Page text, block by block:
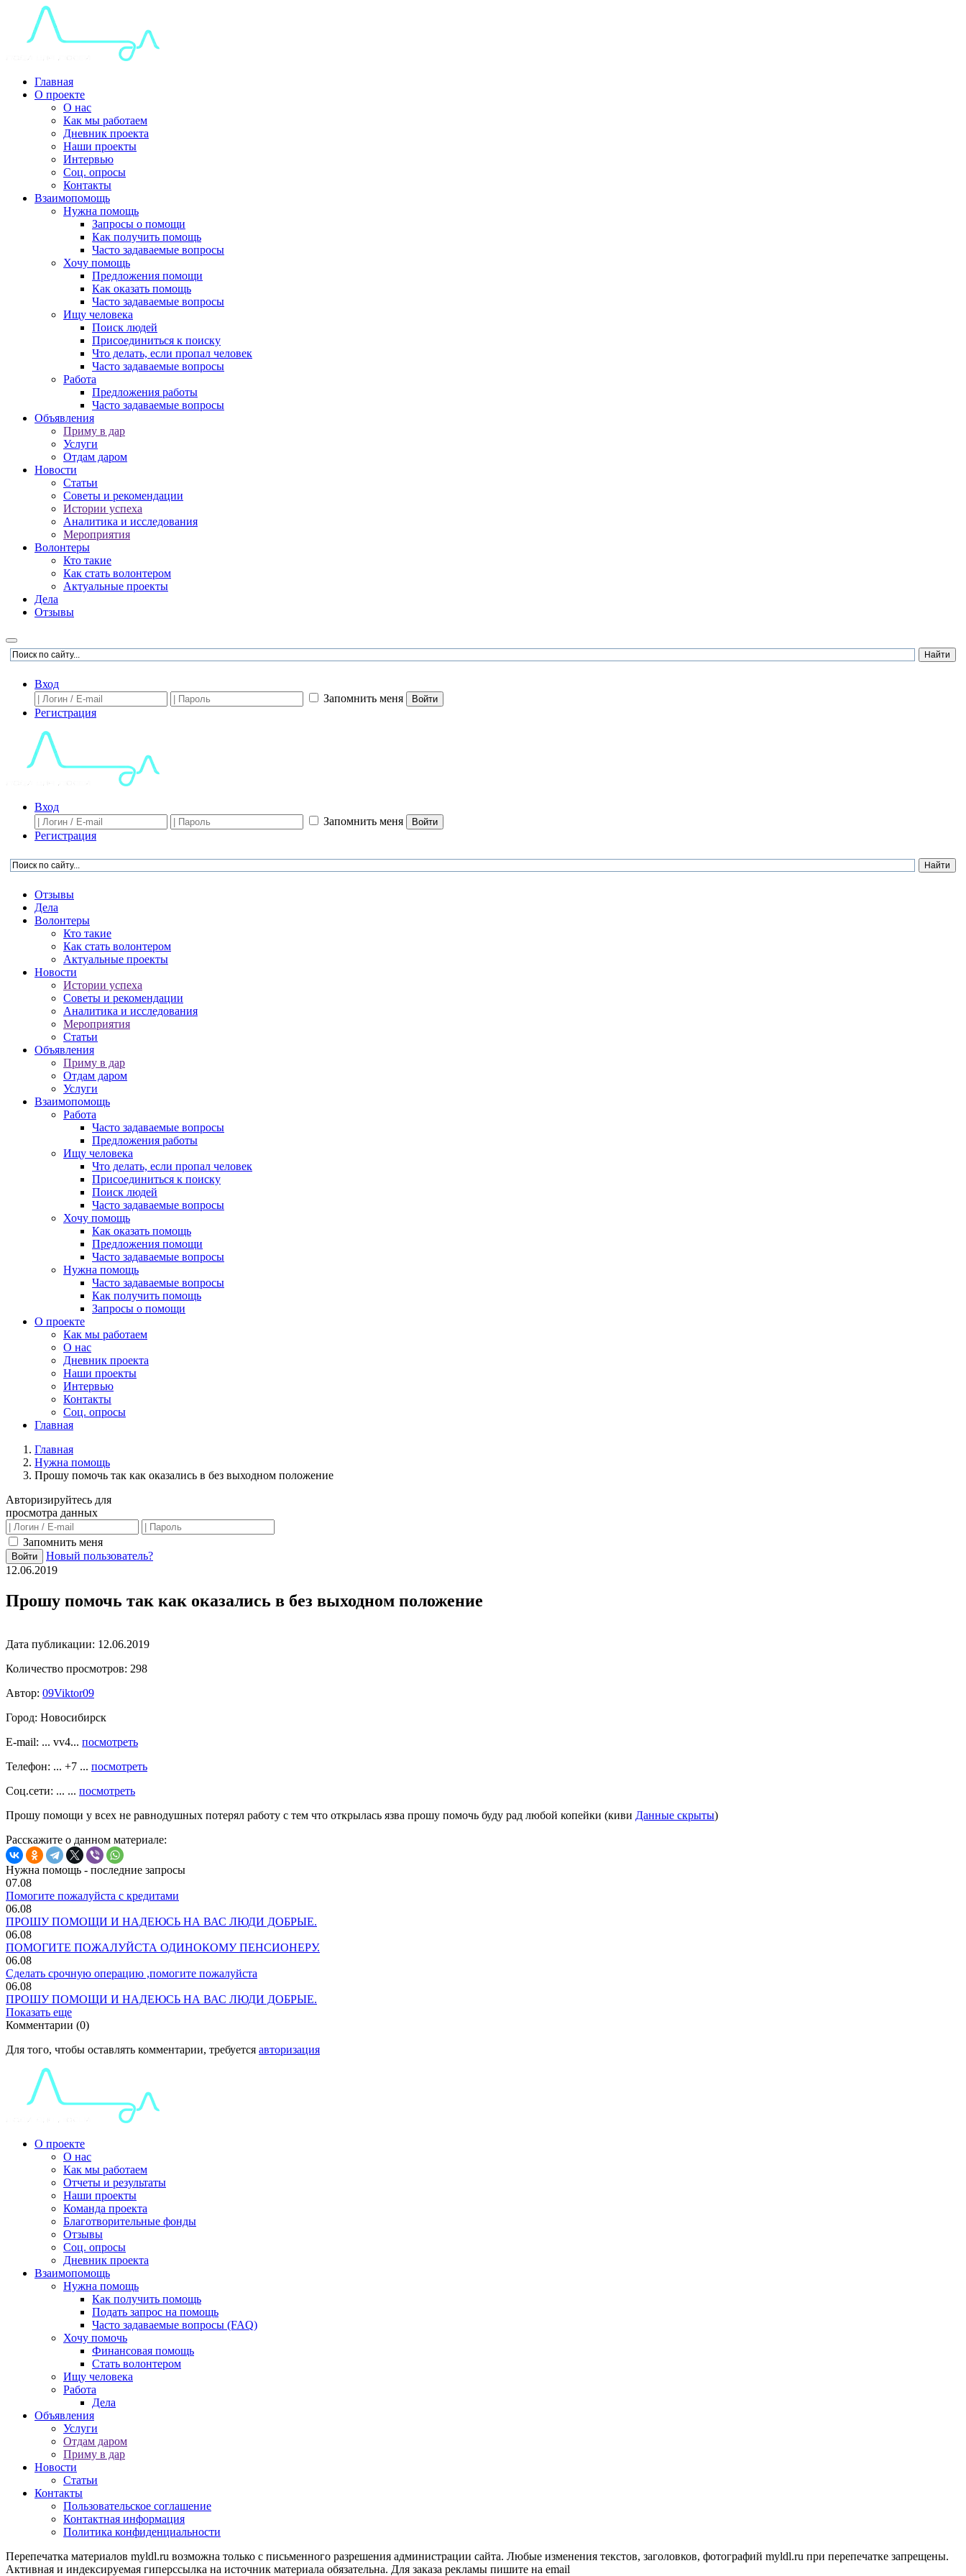
Главная
О проекте
О нас
Как мы работаем
Дневник проекта
Наши проекты
Интервью
Соц. опросы
Контакты
Взаимопомощь
Нужна помощь
Запросы о помощи
Как получить помощь
Часто задаваемые вопросы
Хочу помощь
Предложения помощи
Как оказать помощь
Часто задаваемые вопросы
Ищу человека
Поиск людей
Присоединиться к поиску
Что делать, если пропал человек
Часто задаваемые вопросы
Работа
Предложения работы
Часто задаваемые вопросы
Объявления
Приму в дар
Услуги
Отдам даром
Новости
Статьи
Советы и рекомендации
Истории успеха
Аналитика и исследования
Мероприятия
Волонтеры
Кто такие
Как стать волонтером
Актуальные проекты
Дела
Отзывы
Вход
Запомнить меня
Войти
Регистрация
Вход
Запомнить меня
Войти
Регистрация
Отзывы
Дела
Волонтеры
Кто такие
Как стать волонтером
Актуальные проекты
Новости
Истории успеха
Советы и рекомендации
Аналитика и исследования
Мероприятия
Статьи
Объявления
Приму в дар
Отдам даром
Услуги
Взаимопомощь
Работа
Часто задаваемые вопросы
Предложения работы
Ищу человека
Что делать, если пропал человек
Присоединиться к поиску
Поиск людей
Часто задаваемые вопросы
Хочу помощь
Как оказать помощь
Предложения помощи
Часто задаваемые вопросы
Нужна помощь
Часто задаваемые вопросы
Как получить помощь
Запросы о помощи
О проекте
Как мы работаем
О нас
Дневник проекта
Наши проекты
Интервью
Контакты
Соц. опросы
Главная
Главная
Нужна помощь
Прошу помочь так как оказались в без выходном положение
Авторизируйтесь для
просмотра данных
Запомнить меня
Войти
Новый пользователь?
12.06.2019
Прошу помочь так как оказались в без выходном положение
Дата публикации: 12.06.2019
Количество просмотров: 298
Автор: 09Viktor09
Город: Новосибирск
E-mail: ... vv4... посмотреть
Телефон: ... +7 ... посмотреть
Соц.сети: ... ... посмотреть
Прошу помощи у всех не равнодушных потерял работу с тем что открылась язва прошу помочь буду рад любой копейки (киви Данные скрыты)
Расскажите о данном материале:
Нужна помощь - последние запросы
07.08
Помогите пожалуйста с кредитами
06.08
ПРОШУ ПОМОЩИ И НАДЕЮСЬ НА ВАС ЛЮДИ ДОБРЫЕ.
06.08
ПОМОГИТЕ ПОЖАЛУЙСТА ОДИНОКОМУ ПЕНСИОНЕРУ.
06.08
Сделать срочную операцию ,помогите пожалуйста
06.08
ПРОШУ ПОМОЩИ И НАДЕЮСЬ НА ВАС ЛЮДИ ДОБРЫЕ.
Показать еще
Комментарии (0)
Для того, чтобы оставлять комментарии, требуется авторизация
О проекте
О нас
Как мы работаем
Отчеты и результаты
Наши проекты
Команда проекта
Благотворительные фонды
Отзывы
Соц. опросы
Дневник проекта
Взаимопомощь
Нужна помощь
Как получить помощь
Подать запрос на помощь
Часто задаваемые вопросы (FAQ)
Хочу помочь
Финансовая помощь
Стать волонтером
Ищу человека
Работа
Дела
Объявления
Услуги
Отдам даром
Приму в дар
Новости
Статьи
Контакты
Пользовательское соглашение
Контактная информация
Политика конфиденциальности
Перепечатка материалов myldl.ru возможна только с письменного разрешения администрации сайта. Любые изменения текстов, заголовков, фотографий myldl.ru при перепечатке запрещены.
Активная и индексируемая гиперссылка на источник материала обязательна. Для заказа рекламы пишите на еmail